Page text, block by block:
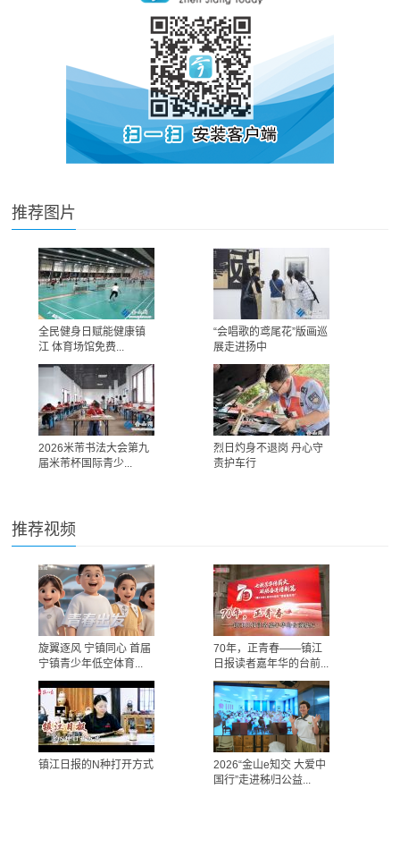
推荐图片
全民健身日赋能健康镇
江 体育场馆免费...
“会唱歌的鸢尾花”版画巡
展走进扬中
2026米芾书法大会第九
届米芾杯国际青少...
烈日灼身不退岗 丹心守
责护车行
推荐视频
旋翼逐风 宁镇同心 首届
宁镇青少年低空体育...
70年，正青春——镇江
日报读者嘉年华的台前...
镇江日报的N种打开方式
2026“金山e知交 大爱中
国行”走进秭归公益...